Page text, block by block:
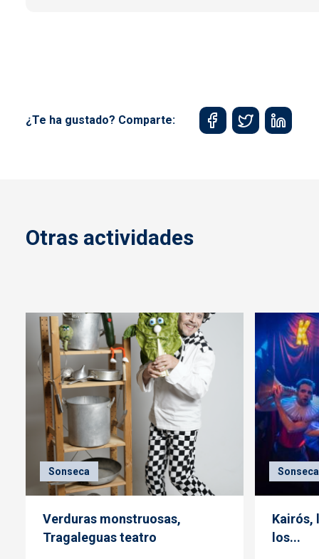
¿Te ha gustado? Comparte:
Otras actividades
Sonseca
Verduras monstruosas,
Tragaleguas teatro
Sonseca
Kairós,
los...